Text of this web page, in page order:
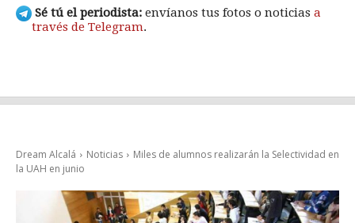
Sé tú el periodista: envíanos tus fotos o noticias a
través de Telegram.